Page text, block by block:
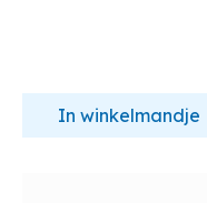
In winkelmandje